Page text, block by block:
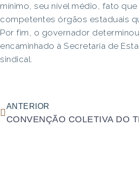
mínimo, seu nível médio, fato
competentes órgãos estaduais
Por fim, o governador
encaminhado à Secretaria de
sindical.
ANTERIOR